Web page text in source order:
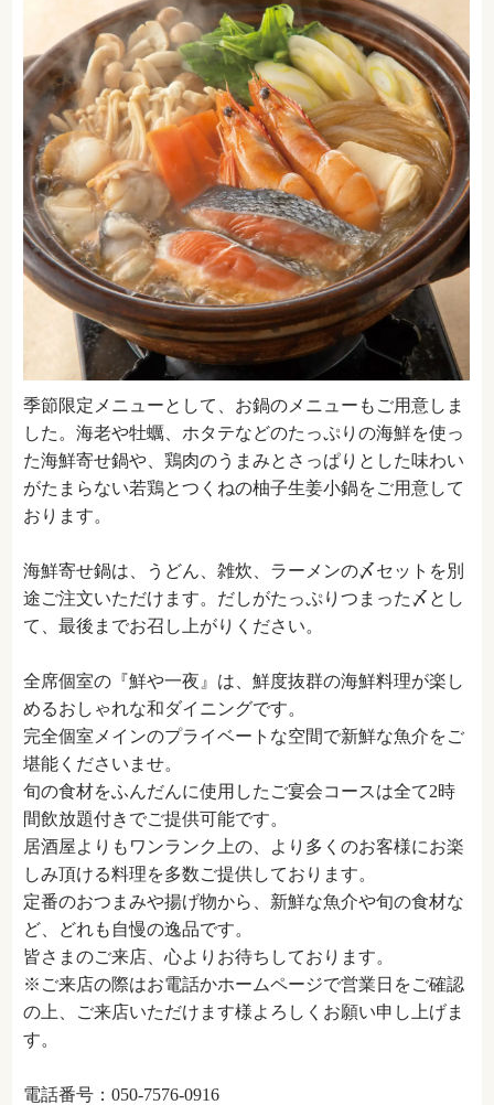
季節限定メニューとして、お鍋のメニューもご用意しま
した。海老や牡蠣、ホタテなどのたっぷりの海鮮を使っ
た海鮮寄せ鍋や、鶏肉のうまみとさっぱりとした味わい
がたまらない若鶏とつくねの柚子生姜小鍋をご用意して
おります。
海鮮寄せ鍋は、うどん、雑炊、ラーメンの〆セットを別
途ご注文いただけます。だしがたっぷりつまった〆とし
て、最後までお召し上がりください。
全席個室の『鮮や一夜』は、鮮度抜群の海鮮料理が楽し
めるおしゃれな和ダイニングです。
完全個室メインのプライベートな空間で新鮮な魚介をご
堪能くださいませ。
旬の食材をふんだんに使用したご宴会コースは全て2時
間飲放題付きでご提供可能です。
居酒屋よりもワンランク上の、より多くのお客様にお楽
しみ頂ける料理を多数ご提供しております。
定番のおつまみや揚げ物から、新鮮な魚介や旬の食材な
ど、どれも自慢の逸品です。
皆さまのご来店、心よりお待ちしております。
※ご来店の際はお電話かホームページで営業日をご確認
の上、ご来店いただけます様よろしくお願い申し上げま
す。
電話番号：050-7576-0916